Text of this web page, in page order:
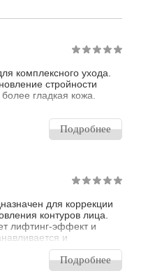
комплексного ухода.
стройности
гладкая кожа.
Подробнее
для коррекции
контуров лица.
лифтинг-эффект и
и
Для кожи с возрастными
акцент с
Подробнее